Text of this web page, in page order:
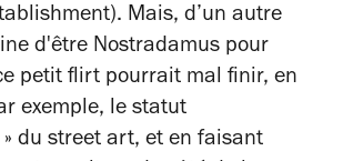
). Mais, d’un autre
d'être Nostradamus pour
petit flirt pourrait mal finir, en
exemple, le statut
du street art, et en faisant